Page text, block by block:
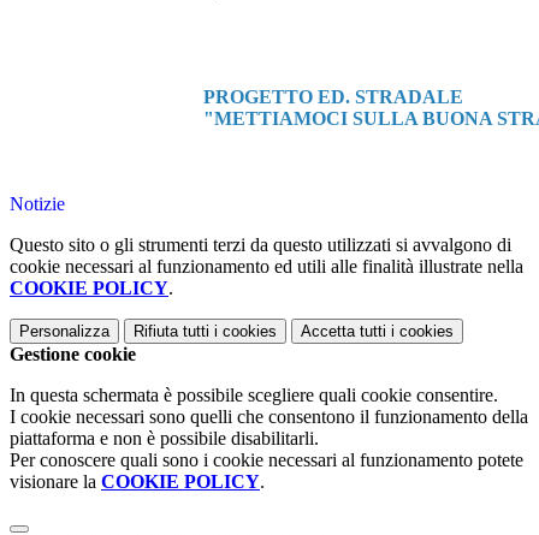
PROGETTO ED. STRADALE
"METTIAMOCI SULLA BUONA
Notizie
Questo sito o gli strumenti terzi da questo utilizzati si avvalgono di
cookie necessari al funzionamento ed utili alle finalità illustrate nella
COOKIE POLICY.
Personalizza Rifiuta tutti i cookies Accetta tutti i cookies
Gestione cookie
In questa schermata è possibile scegliere quali cookie consentire.
I cookie necessari sono quelli che consentono il funzionamento della
piattaforma e non è possibile disabilitarli.
Per conoscere quali sono i cookie necessari al funzionamento potete
visionare la COOKIE POLICY.